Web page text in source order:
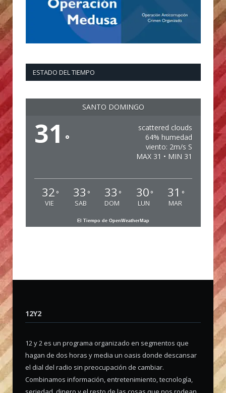
ESTADO DEL TIEMPO
SANTO DOMINGO
31 °
scattered clouds
64% humedad
viento: 2m/s S
MAX 31 • MIN 31
32 °
VIE
33 °
SAB
33 °
DOM
30 °
LUN
31 °
MAR
El Tiempo de OpenWeatherMap
12Y2
12 y 2 es un programa organizado en segmentos que
hagan de dos horas y media un oasis donde descansar
el dial del radio sin preocupación de cambiar.
Combinamos información, entretenimiento, tecnología,